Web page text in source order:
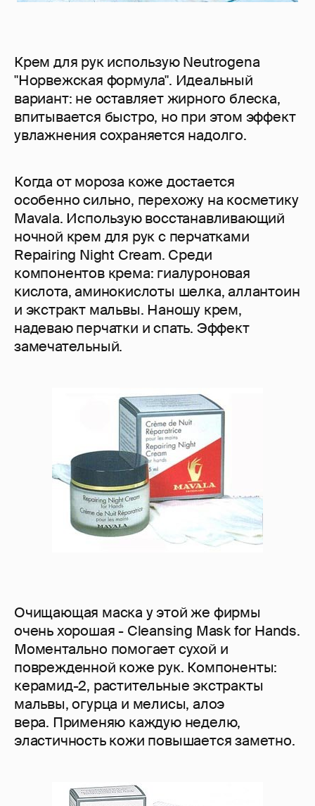
Крем для рук использую Neutrogena
"Норвежская формула". Идеальный
вариант: не оставляет жирного блеска,
впитывается быстро, но при этом эффект
увлажнения сохраняется надолго.
Когда от мороза коже достается
особенно сильно, перехожу на косметику
Mavala. Использую восстанавливающий
ночной крем для рук c перчатками
Repairing Night Cream. Среди
компонентов крема: гиалуроновая
кислота, аминокислоты шелка, аллантоин
и экстракт мальвы. Наношу крем,
надеваю перчатки и спать. Эффект
замечательный.
Очищающая маска у этой же фирмы
очень хорошая - Cleansing Mask for Hands.
Моментально помогает сухой и
поврежденной коже рук. Компоненты:
керамид-2, растительные экстракты
мальвы, огурца и мелисы, алоэ
вера. Применяю каждую неделю,
эластичность кожи повышается заметно.